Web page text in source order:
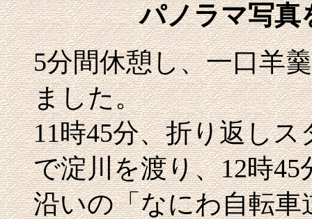
パノラマ写真
5分間休憩し、一口羊
ました。
11時45分、折り返し
で淀川を渡り、12時
沿いの「なにわ自転